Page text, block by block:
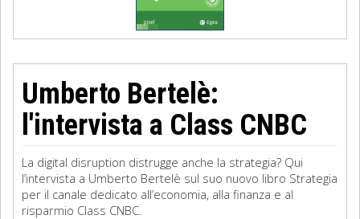
Umberto Bertelè:
l'intervista a Class CNBC
La digital disruption distrugge anche la strategia? Qui
l’intervista a Umberto Bertelè sul suo nuovo libro Strategia
per il canale dedicato all’economia, alla finanza e al
risparmio Class CNBC.